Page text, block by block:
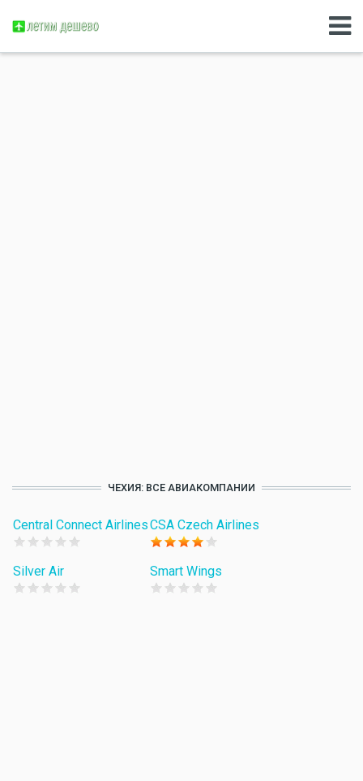
ЧЕХИЯ: ВСЕ АВИАКОМПАНИИ
Central Connect AirlinesCSA Czech Airlines
Silver Air Smart Wings